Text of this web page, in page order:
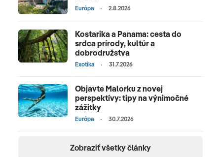
Európa 2.8.2026
Kostarika a Panama: cesta do
srdca prírody, kultúr a
dobrodružstva
Exotika 31.7.2026
Objavte Malorku z novej
perspektívy: tipy na výnimočné
zážitky
Európa 30.7.2026
Zobraziť všetky články